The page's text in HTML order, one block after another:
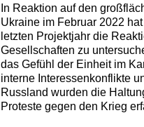
In Reaktion auf den
Ukraine im Februar 2022
letzten Projektjahr die
Gesellschaften zu
das Gefühl der Einheit im
interne Interessenkonflikte
Russland wurden die
Proteste gegen den Krieg